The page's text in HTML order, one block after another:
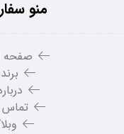
منو
صفحه
تماس